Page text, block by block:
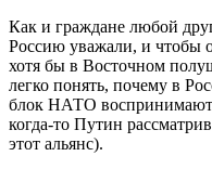
Как и граждане любой
Россию уважали, и чтобы
хотя бы в Восточном
легко понять, почему в
блок НАТО
когда-то Путин
этот альянс).